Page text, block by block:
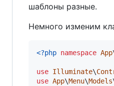
шаблоны разные.
Немного изменим
<?php namespace App
use Illuminate\
use App\Menu\Models